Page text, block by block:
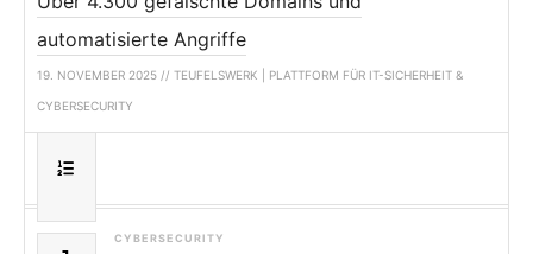
automatisierte Angriffe
19. NOVEMBER 2025 // TEUFELSWERK | PLATTFORM FÜR IT-SICHERHEIT &
CYBERSECURITY
CYBERSECURITY